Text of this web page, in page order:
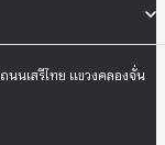
นนเสรีไทย แขวงคลองจั่น